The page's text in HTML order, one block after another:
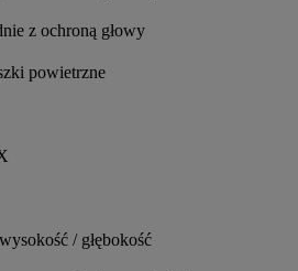
z ochroną głowy
powietrzne
/ głębokość